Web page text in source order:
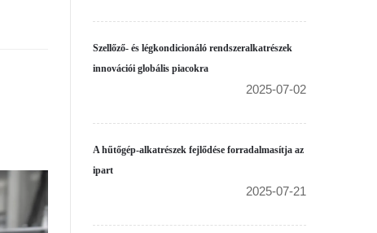
Szellőző- és légkondicionáló rendszeralkatrészek
innovációi globális piacokra
2025-07-02
A hűtőgép-alkatrészek fejlődése forradalmasítja az
ipart
2025-07-21